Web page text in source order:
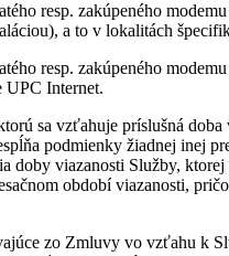
resp. zakúpeného
a to v lokalitách
resp. zakúpeného
UPC Internet.
sa vzťahuje príslušná
podmienky žiadnej inej
doby viazanosti Služby,
období viazanosti,
zo Zmluvy vo vzťahu k